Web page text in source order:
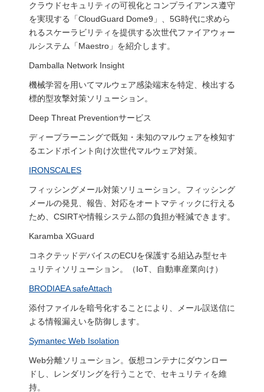
クラウドセキュリティの可視化とコンプライアンス遵守
を実現する「CloudGuard Dome9」、5G時代に求めら
れるスケーラビリティを提供する次世代ファイアウォー
ルシステム「Maestro」を紹介します。
Damballa Network Insight
機械学習を用いてマルウェア感染端末を特定、検出する
標的型攻撃対策ソリューション。
Deep Threat Preventionサービス
ディープラーニングで既知・未知のマルウェアを検知す
るエンドポイント向け次世代マルウェア対策。
IRONSCALES
フィッシングメール対策ソリューション。フィッシング
メールの発見、報告、対応をオートマティックに行える
ため、CSIRTや情報システム部の負担が軽減できます。
Karamba XGuard
コネクテッドデバイスのECUを保護する組込み型セキ
ュリティソリューション。（IoT、自動車産業向け）
BRODIAEA safeAttach
添付ファイルを暗号化することにより、メール誤送信に
よる情報漏えいを防御します。
Symantec Web Isolation
Web分離ソリューション。仮想コンテナにダウンロー
ドし、レンダリングを行うことで、セキュリティを維
持。